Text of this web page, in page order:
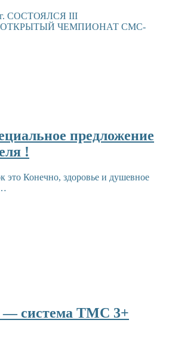
г. СОСТОЯЛСЯ III
ЧЕМПИОНАТ СМС-
предложение
!
Конечно, здоровье и душевное
система TMC 3+